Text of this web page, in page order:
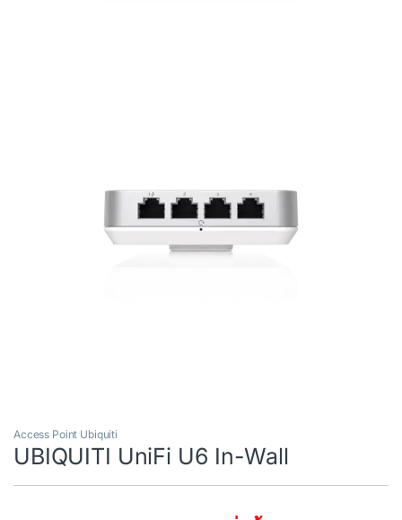
Access Point Ubiquiti
UBIQUITI UniFi U6 In-Wall